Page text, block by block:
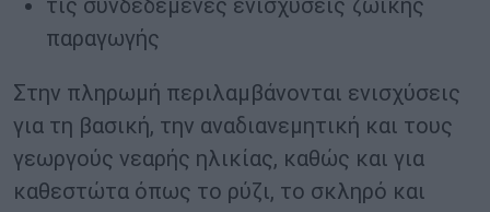
τις συνδεδεμένες ενισχύσεις ζωικής
παραγωγής
Στην πληρωμή περιλαμβάνονται ενισχύσεις
για τη βασική, την αναδιανεμητική και τους
γεωργούς νεαρής ηλικίας, καθώς και για
καθεστώτα όπως το ρύζι, το σκληρό και